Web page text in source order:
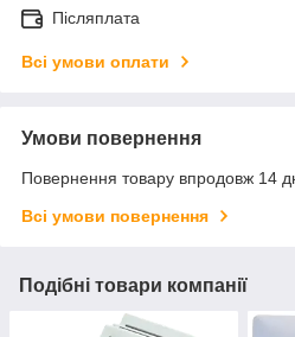
Післяплата
Всі умови оплати
Умови повернення
Повернення товару впродовж 14
Всі умови повернення
Подібні товари компанії